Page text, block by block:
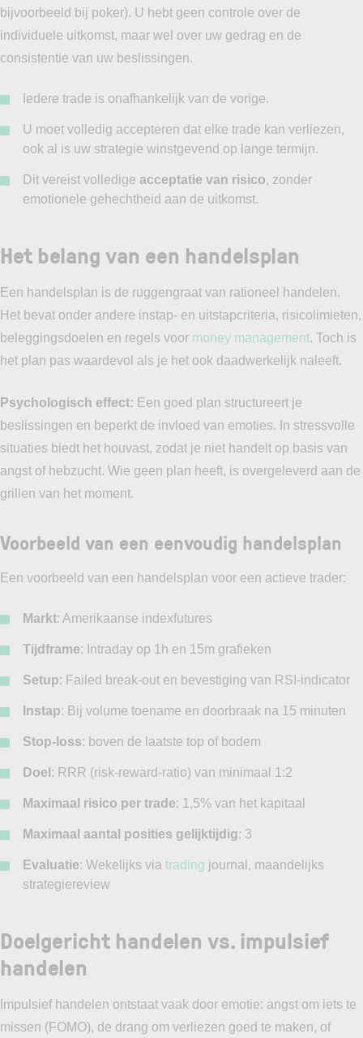
bijvoorbeeld bij poker). U hebt geen controle over de
individuele uitkomst, maar wel over uw gedrag en de
consistentie van uw beslissingen.
Iedere trade is onafhankelijk van de vorige.
U moet volledig accepteren dat elke trade kan verliezen,
ook al is uw strategie winstgevend op lange termijn.
Dit vereist volledige acceptatie van risico, zonder
emotionele gehechtheid aan de uitkomst.
Het belang van een handelsplan
Een handelsplan is de ruggengraat van rationeel handelen.
Het bevat onder andere instap- en uitstapcriteria, risicolimieten,
beleggingsdoelen en regels voor money management. Toch is
het plan pas waardevol als je het ook daadwerkelijk naleeft.
Psychologisch effect: Een goed plan structureert je
beslissingen en beperkt de invloed van emoties. In stressvolle
situaties biedt het houvast, zodat je niet handelt op basis van
angst of hebzucht. Wie geen plan heeft, is overgeleverd aan de
grillen van het moment.
Voorbeeld van een eenvoudig handelsplan
Een voorbeeld van een handelsplan voor een actieve trader:
Markt: Amerikaanse indexfutures
Tijdframe: Intraday op 1h en 15m grafieken
Setup: Failed break-out en bevestiging van RSI-indicator
Instap: Bij volume toename en doorbraak na 15 minuten
Stop-loss: boven de laatste top of bodem
Doel : RRR (risk-reward-ratio) van minimaal 1:2
Maximaal risico per trade: 1,5% van het kapitaal
Maximaal aantal posities gelijktijdig: 3
Evaluatie: Wekelijks via trading journal, maandelijks
strategiereview
Doelgericht handelen vs. impulsief
handelen
Impulsief handelen ontstaat vaak door emotie: angst om iets te
missen (FOMO), de drang om verliezen goed te maken, of